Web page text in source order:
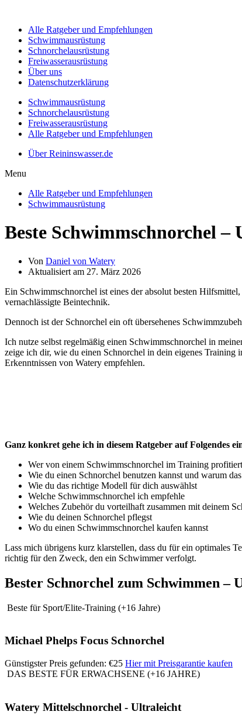
Alle Ratgeber und Empfehlungen
Schwimmausrüstung
Schnorchelausrüstung
Freiwasserausrüstung
Über uns
Datenschutzerklärung
Schwimmausrüstung
Schnorchelausrüstung
Freiwasserausrüstung
Alle Ratgeber und Empfehlungen
Über Reininswasser.de
Menu
Alle Ratgeber und Empfehlungen
Schwimmausrüstung
Beste Schwimmschnorchel
Von Daniel von Watery
Aktualisiert am 27. März 2026
Ein Schwimmschnorchel ist eines der absolut besten
vernachlässigte Beintechnik.
Dennoch ist der Schnorchel ein oft übersehenes
Ich nutze selbst regelmäßig einen Schwimmschnorchel in
zeige ich dir, wie du einen Schnorchel in dein eigenes
Erkenntnissen von Watery empfehlen.
Ganz konkret gehe ich in diesem Ratgeber auf Folgendes
Wer von einem Schwimmschnorchel im Training profitiert
Wie du einen Schnorchel benutzen kannst und warum
Wie du das richtige Modell für dich auswählst
Welche Schwimmschnorchel ich empfehle
Welches Zubehör du vorteilhaft zusammen mit deinem
Wie du deinen Schnorchel pflegst
Wo du einen Schwimmschnorchel kaufen kannst
Lass mich übrigens kurz klarstellen, dass du für ein optimales
richtig für den Zweck, den ein Schwimmer verfolgt.
Bester Schnorchel zum Schwimmen –
Beste für Sport/Elite-Training (+16 Jahre)
Michael Phelps Focus Schnorchel
Günstigster Preis gefunden: €25 Hier mit Preisgarantie kaufen
DAS BESTE FÜR ERWACHSENE (+16 JAHRE)
Watery Mittelschnorchel - Ultraleicht